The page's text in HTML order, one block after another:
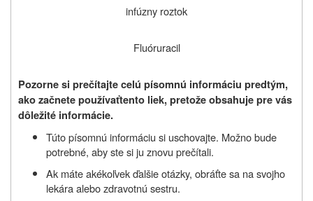
infúzny roztok
Fluóruracil
Pozorne si prečítajte celú písomnú informáciu predtým,
ako začnete používaťtento liek, pretože obsahuje pre vás
dôležité informácie.
Túto písomnú informáciu si uschovajte. Možno bude
potrebné, aby ste si ju znovu prečítali.
Ak máte akékoľvek ďalšie otázky, obráťte sa na svojho
lekára alebo zdravotnú sestru.